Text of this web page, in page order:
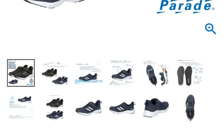
カジュアルシューズ
ウェア
Parade
ワークシューズ
ブーツ
ブーツ
Parade
メンズ新入荷
キッズSALE
ボディバッグ
ハンドバッグ
ビジネスバッグ
すべての商品
ケア用品
雑貨
ご利用ガイド